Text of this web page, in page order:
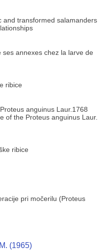
and transformed salamanders
annexes chez la larve de
ribice
anguinus Laur.1768
of the Proteus anguinus Laur.
ribice
pri močerilu (Proteus
(1965)